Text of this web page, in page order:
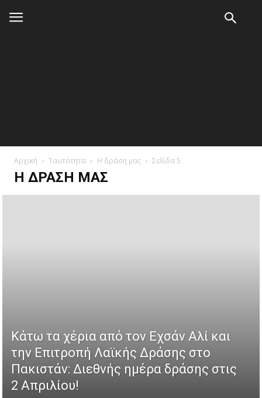
Αρχική Ταυτότητα Η δράση μας Σελίδα 5
Η ΔΡΆΣΗ ΜΑΣ
Κάτω τα χέρια από τον Εχσάν Αλί και
την Επιτροπή Λαϊκής Δράσης στο
Πακιστάν: Διεθνής ημέρα δράσης στις
2 Απριλίου!